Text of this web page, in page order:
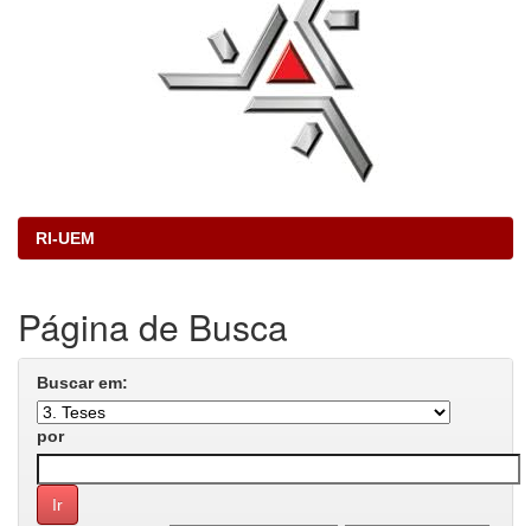
RI-UEM
Página de Busca
Buscar em:
por